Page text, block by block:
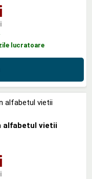
lucratoare
alfabetul vietii